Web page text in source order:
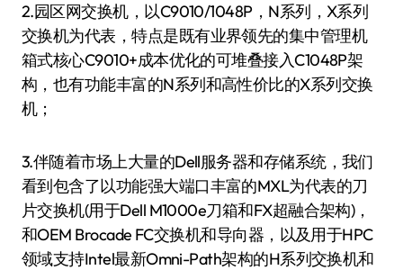
2.园区网交换机，以C9010/1048P，N系列，X系列
交换机为代表，特点是既有业界领先的集中管理机
箱式核心C9010+成本优化的可堆叠接入C1048P架
构，也有功能丰富的N系列和高性价比的X系列交换
机；
3.伴随着市场上大量的Dell服务器和存储系统，我们
看到包含了以功能强大端口丰富的MXL为代表的刀
片交换机(用于Dell M1000e刀箱和FX超融合架构)，
和OEM Brocade FC交换机和导向器，以及用于HPC
领域支持Intel最新Omni-Path架构的H系列交换机和